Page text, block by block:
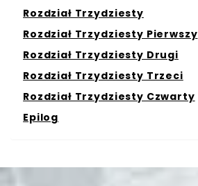
Rozdział Trzydziesty
Rozdział Trzydziesty Pierwszy
Rozdział Trzydziesty Drugi
Rozdział Trzydziesty Trzeci
Rozdział Trzydziesty Czwarty
Epilog